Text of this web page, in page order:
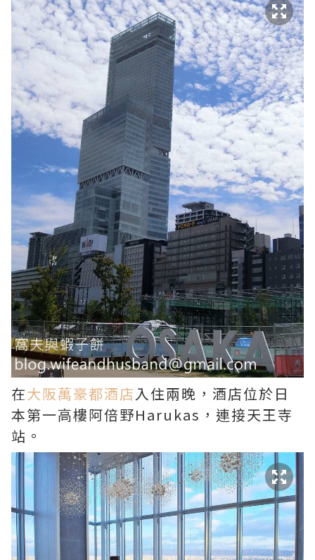
在大阪萬豪都酒店 入住兩晚，酒店位於日
本第一高樓阿倍野Harukas，連接天王寺
站。